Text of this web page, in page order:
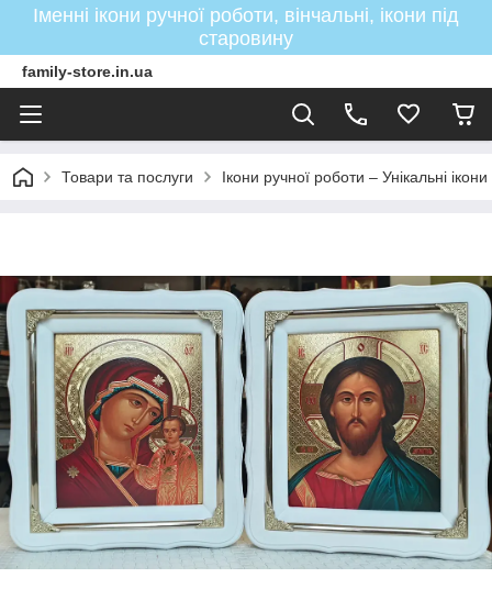
Іменні ікони ручної роботи, вінчальні, ікони під
старовину
family-store.in.ua
Товари та послуги Ікони ручної роботи – Унікальні